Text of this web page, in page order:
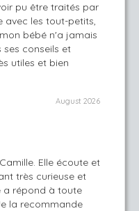
pu être traités par
avec les tout-petits,
bébé n'a jamais
ses conseils et
utiles et bien
August 2026
Elle écoute et
très curieuse et
a répond à toute
la recommande